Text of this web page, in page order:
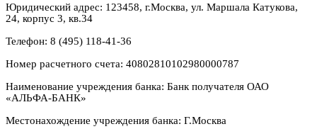
Юридический адрес: 123458, г.Москва, ул. Маршала Катукова,
24, корпус 3, кв.34
Телефон: 8 (495) 118-41-36
Номер расчетного счета: 40802810102980000787
Наименование учреждения банка: Банк получателя ОАО
«АЛЬФА-БАНК»
Местонахождение учреждения банка: Г.Москва